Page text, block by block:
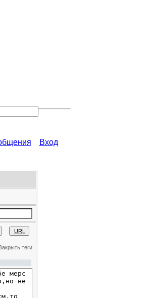
Вход
теги